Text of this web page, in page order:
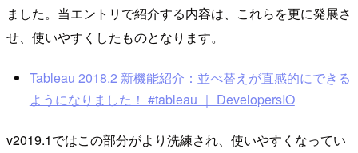
ました。当エントリで紹介する内容は、これらを更に発展さ
せ、使いやすくしたものとなります。
Tableau 2018.2 新機能紹介：並べ替えが直感的にできる
ようになりました！ #tableau ｜ DevelopersIO
v2019.1ではこの部分がより洗練され、使いやすくなってい